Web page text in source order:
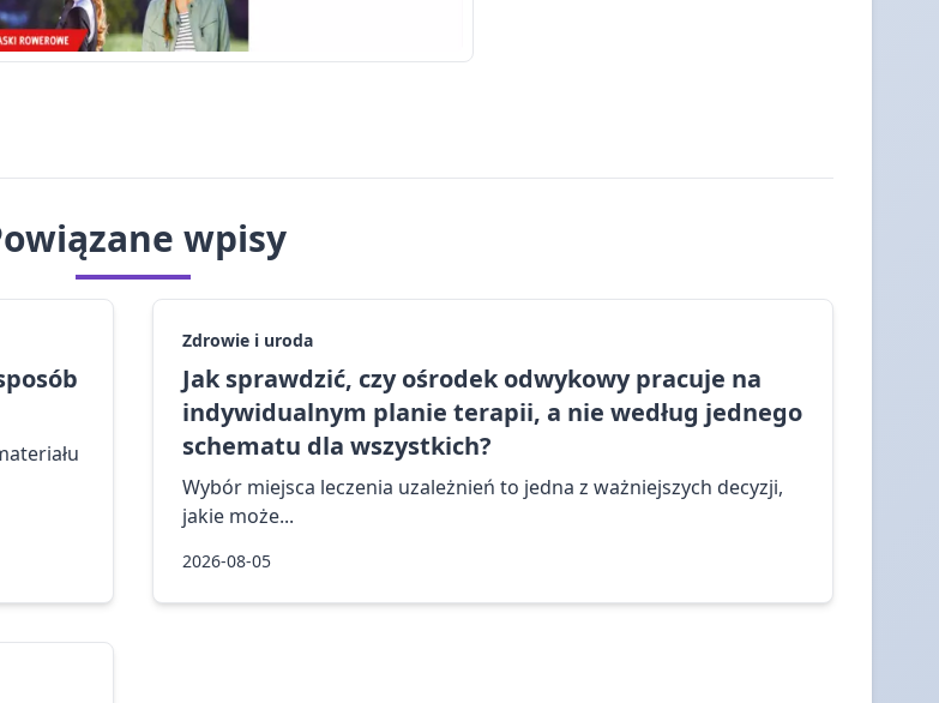
wpisy
Zdrowie i uroda
Jak sprawdzić, czy ośrodek odwykowy pracuje na
indywidualnym planie terapii, a nie według jednego
schematu dla wszystkich?
Wybór miejsca leczenia uzależnień to jedna z ważniejszych decyzji,
jakie może...
2026-08-05